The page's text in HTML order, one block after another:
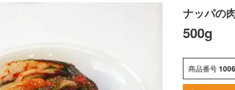
ナッパの
500g
商品番号1006